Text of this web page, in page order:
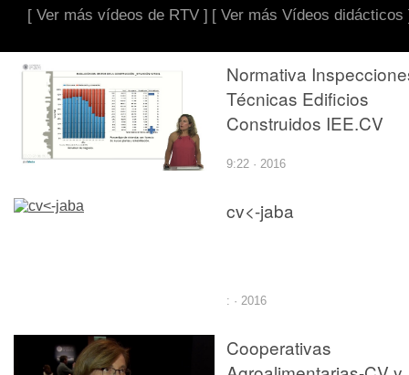
[ Ver más vídeos de RTV ] [ Ver más Vídeos didácticos
Normativa
Técnicas Edificios
Construidos IEE.CV
9:22 · 2016
cv<-jaba
: · 2016
Cooperativas